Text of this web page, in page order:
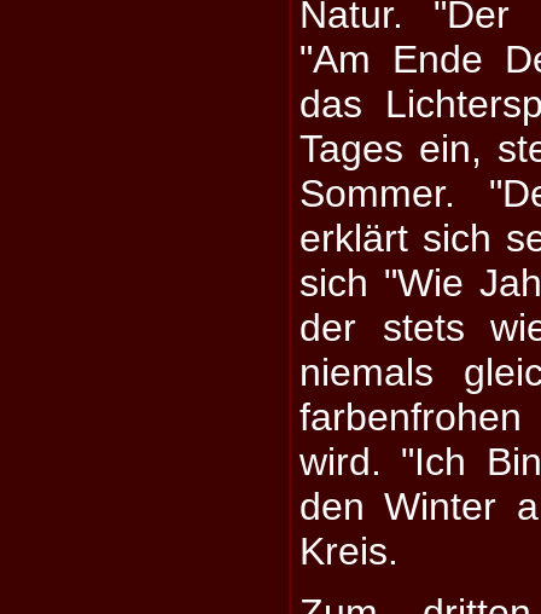
Natur. "Der
"Am Ende
das
Tages ein,
Sommer.
erklärt sich
sich "Wie
der stets
niemals
wird. "Ich
den Winter
Kreis.